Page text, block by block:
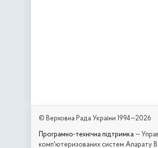
© Верховна Рада України 1994—2026
Програмно-технічна підтримка —
комп'ютеризованих систем Апарату